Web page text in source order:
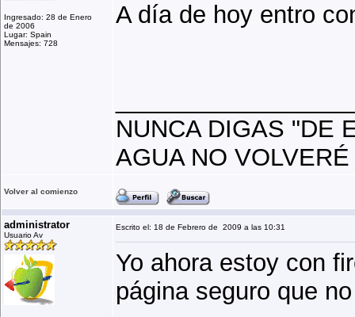
Ingresado: 28 de Enero
de 2006
Lugar: Spain
Mensajes: 728
A día de hoy entro
NUNCA DIGAS "DE
AGUA NO
Volver al comienzo
administrator
Usuario Av
Escrito el: 18 de Febrero de 2009 a las 10:31
Yo ahora estoy con
página seguro que